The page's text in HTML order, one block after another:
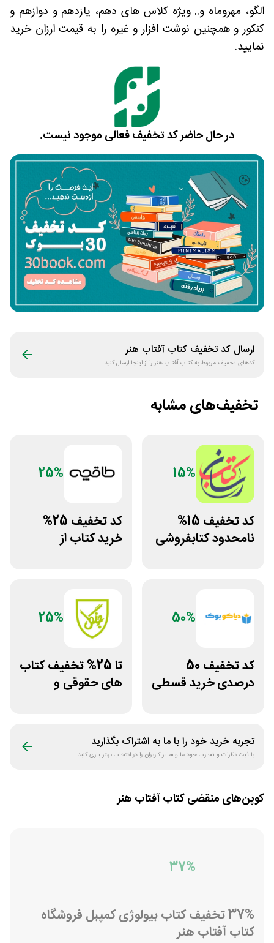
الگو، مهروماه و.. ویژه کلاس های دهم، یازدهم و دوازهم و
کنکور و همچنین نوشت افزار و غیره را به قیمت ارزان خرید
نمایید.
در حال حاضر کد تخفیف فعالی موجود نیست.
ارسال کد تخفیف کتاب آفتاب هنر
کدهای تخفیف مربوط بهکتاب آفتاب هنررا از اینجا ارسال کنید
تخفیف‌های مشابه
15%
کد تخفیف 15%
نامحدود کتابفروشی
25%
کد تخفیف 25%
خرید کتاب از
50%
کد تخفیف 50
درصدی خرید قسطی
25%
تا 25% تخفیف کتاب
های حقوقی و
تجربه خرید خود را با ما به اشتراک بگذارید
با ثبت نظرات و تجارب خود ما و سایر کاربران را در انتخاب بهتر یاری کنید
کوپن‌های منقضیکتاب آفتاب هنر
37%
37% تخفیف کتاب بیولوژی کمپبل فروشگاه
کتاب آفتاب هنر